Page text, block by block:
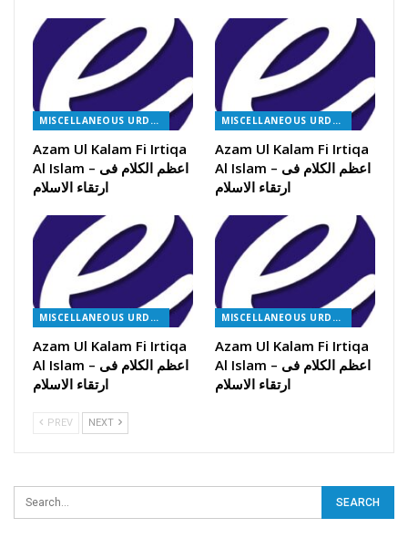
MISCELLANEOUS URDU BOOKS
Azam Ul Kalam Fi Irtiqa
Al Islam – اعظم الکلام فی
ارتقاء الاسلام
MISCELLANEOUS URDU BOOKS
Azam Ul Kalam Fi Irtiqa
Al Islam – اعظم الکلام فی
ارتقاء الاسلام
MISCELLANEOUS URDU BOOKS
Azam Ul Kalam Fi Irtiqa
Al Islam – اعظم الکلام فی
ارتقاء الاسلام
MISCELLANEOUS URDU BOOKS
Azam Ul Kalam Fi Irtiqa
Al Islam – اعظم الکلام فی
ارتقاء الاسلام
PREV NEXT